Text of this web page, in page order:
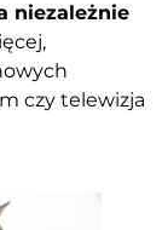
niezależnie
czy telewizja